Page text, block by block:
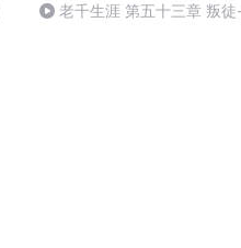
老千生涯 第五十三章 叛徒